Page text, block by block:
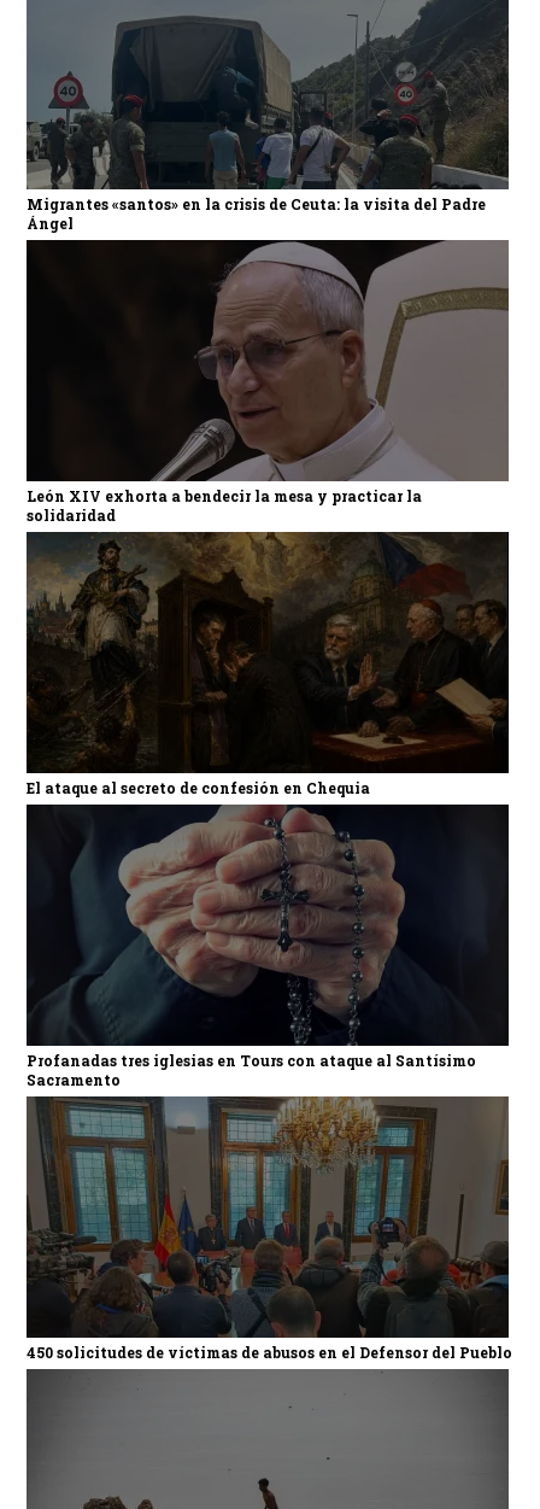
Migrantes «santos» en la crisis de Ceuta: la visita del Padre
Ángel
León XIV exhorta a bendecir la mesa y practicar la
solidaridad
El ataque al secreto de confesión en Chequia
Profanadas tres iglesias en Tours con ataque al Santísimo
Sacramento
450 solicitudes de víctimas de abusos en el Defensor del Pueblo